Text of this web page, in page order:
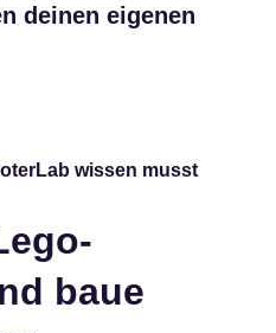
deinen eigenen
wissen musst
baue